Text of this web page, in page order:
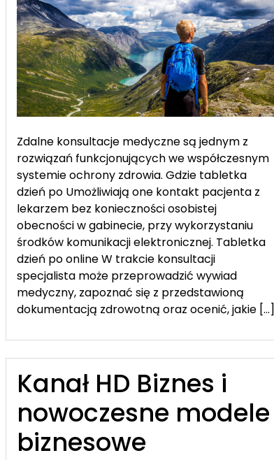
Zdalne konsultacje medyczne są jednym z
rozwiązań funkcjonujących we współczesnym
systemie ochrony zdrowia. Gdzie tabletka
dzień po Umożliwiają one kontakt pacjenta z
lekarzem bez konieczności osobistej
obecności w gabinecie, przy wykorzystaniu
środków komunikacji elektronicznej. Tabletka
dzień po online W trakcie konsultacji
specjalista może przeprowadzić wywiad
medyczny, zapoznać się z przedstawioną
dokumentacją zdrowotną oraz ocenić, jakie […]
Kanał HD Biznes i
nowoczesne modele
biznesowe